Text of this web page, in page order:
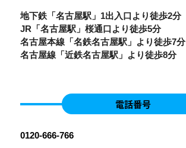
地下鉄「名古屋駅」1出入口より徒歩2分
JR「名古屋駅」桜通口より徒歩5分
名古屋本線「名鉄名古屋駅」より徒歩7分
名古屋線「近鉄名古屋駅」より徒歩8分
電話番号
0120-666-766